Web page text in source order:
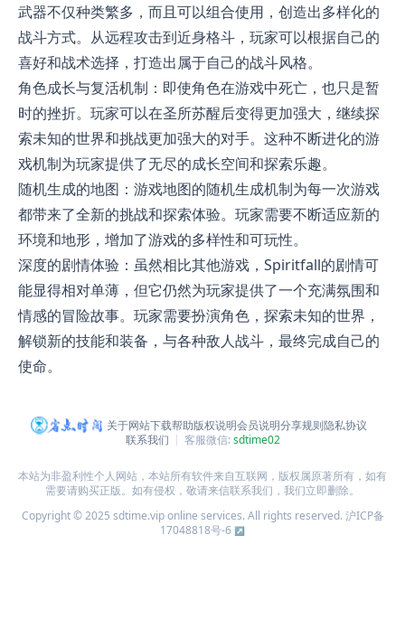
武器不仅种类繁多，而且可以组合使用，创造出多样化的
战斗方式。从远程攻击到近身格斗，玩家可以根据自己的
喜好和战术选择，打造出属于自己的战斗风格。
角色成长与复活机制：即使角色在游戏中死亡，也只是暂
时的挫折。玩家可以在圣所苏醒后变得更加强大，继续探
索未知的世界和挑战更加强大的对手。这种不断进化的游
戏机制为玩家提供了无尽的成长空间和探索乐趣。
随机生成的地图：游戏地图的随机生成机制为每一次游戏
都带来了全新的挑战和探索体验。玩家需要不断适应新的
环境和地形，增加了游戏的多样性和可玩性。
深度的剧情体验：虽然相比其他游戏，Spiritfall的剧情可
能显得相对单薄，但它仍然为玩家提供了一个充满氛围和
情感的冒险故事。玩家需要扮演角色，探索未知的世界，
解锁新的技能和装备，与各种敌人战斗，最终完成自己的
使命。
关于网站下载帮助版权说明会员说明分享规则隐私协议
联系我们
客服微信:sdtime02
本站为非盈利性个人网站，本站所有软件来自互联网，版权属原著所有，如有
需要请购买正版。如有侵权，敬请来信联系我们，我们立即删除。
Copyright © 2025 sdtime.vip online services. All rights reserved.沪ICP备
17048818号-6